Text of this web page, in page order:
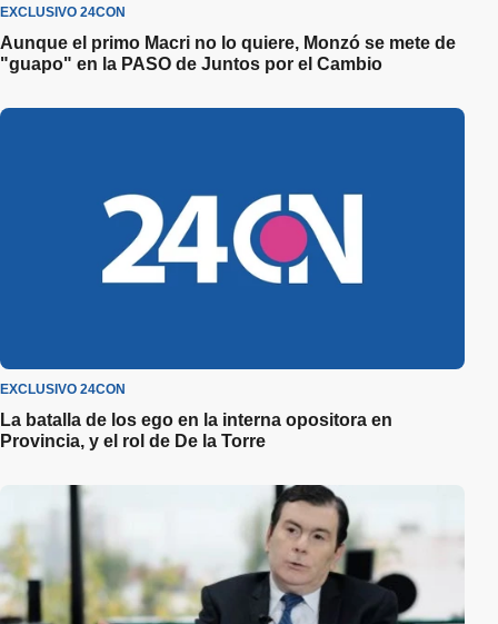
EXCLUSIVO 24CON
Aunque el primo Macri no lo quiere, Monzó se mete de
"guapo" en la PASO de Juntos por el Cambio
EXCLUSIVO 24CON
La batalla de los ego en la interna opositora en
Provincia, y el rol de De la Torre